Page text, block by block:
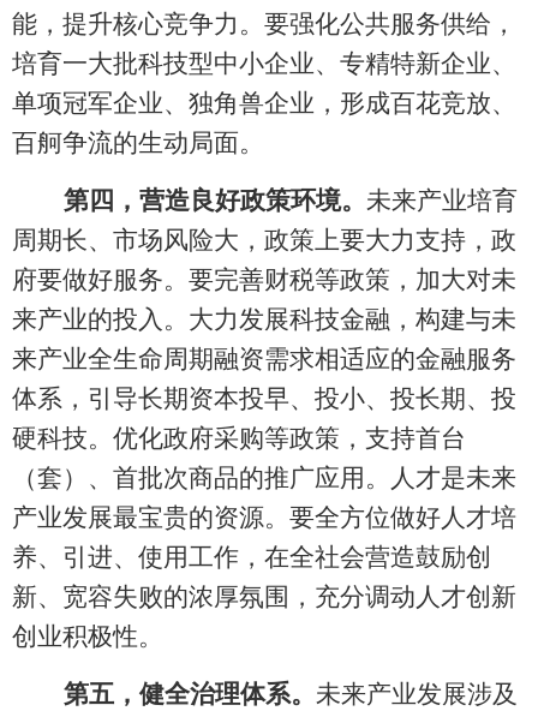
能，提升核心竞争力。要强化公共服务供给，
培育一大批科技型中小企业、专精特新企业、
单项冠军企业、独角兽企业，形成百花竞放、
百舸争流的生动局面。
第四，营造良好政策环境。 未来产业培育
周期长、市场风险大，政策上要大力支持，政
府要做好服务。要完善财税等政策，加大对未
来产业的投入。大力发展科技金融，构建与未
来产业全生命周期融资需求相适应的金融服务
体系，引导长期资本投早、投小、投长期、投
硬科技。优化政府采购等政策，支持首台
（套）、首批次商品的推广应用。人才是未来
产业发展最宝贵的资源。要全方位做好人才培
养、引进、使用工作，在全社会营造鼓励创
新、宽容失败的浓厚氛围，充分调动人才创新
创业积极性。
第五，健全治理体系。 未来产业发展涉及